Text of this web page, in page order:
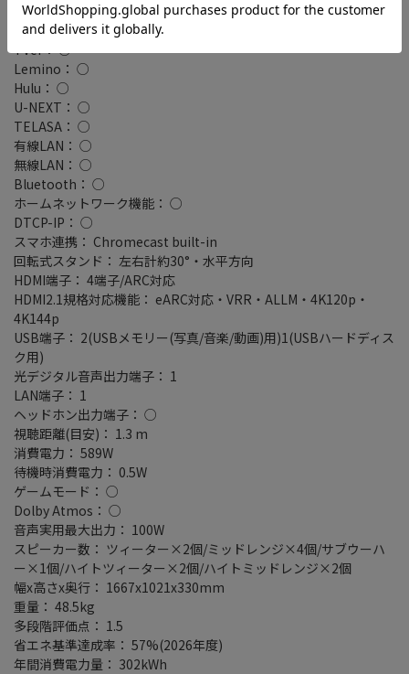
FOD： ○
ABEMA： ○
TVer： ○
Lemino： ○
Hulu： ○
U-NEXT： ○
TELASA： ○
有線LAN： ○
無線LAN： ○
Bluetooth： ○
ホームネットワーク機能： ○
DTCP-IP： ○
スマホ連携： Chromecast built-in
回転式スタンド： 左右計約30°・水平方向
HDMI端子： 4端子/ARC対応
HDMI2.1規格対応機能： eARC対応・VRR・ALLM・4K120p・
4K144p
USB端子： 2(USBメモリー(写真/音楽/動画)用)1(USBハードディス
ク用)
光デジタル音声出力端子： 1
LAN端子： 1
ヘッドホン出力端子： ○
視聴距離(目安)： 1.3 m
消費電力： 589W
待機時消費電力： 0.5W
ゲームモード： ○
Dolby Atmos： ○
音声実用最大出力： 100W
スピーカー数： ツィーター×2個/ミッドレンジ×4個/サブウーハ
ー×1個/ハイトツィーター×2個/ハイトミッドレンジ×2個
幅x高さx奥行： 1667x1021x330mm
重量： 48.5kg
多段階評価点： 1.5
省エネ基準達成率： 57%(2026年度)
年間消費電力量： 302kWh